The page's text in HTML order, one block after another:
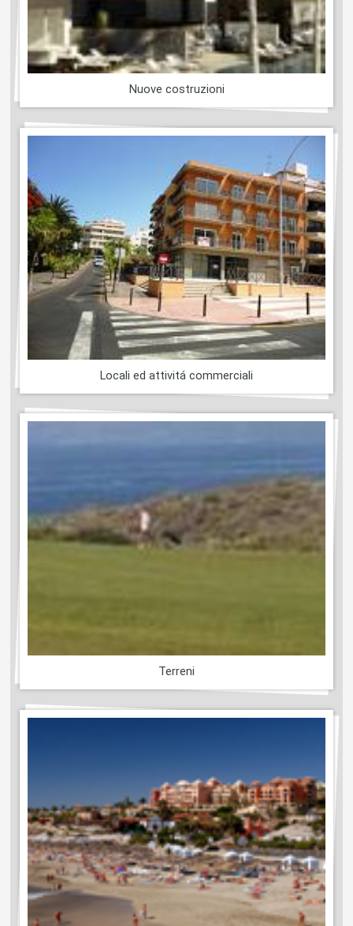
Nuove costruzioni
Locali ed attivitá commerciali
Terreni